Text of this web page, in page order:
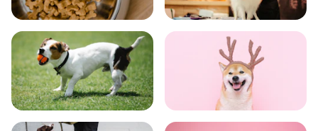
食事 お手入れ
トレーニング グッズ